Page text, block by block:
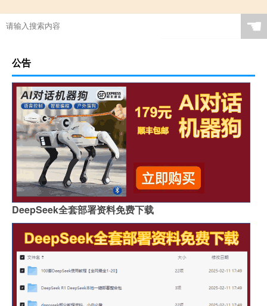
☚
公告
DeepSeek全套部署资料免费下载